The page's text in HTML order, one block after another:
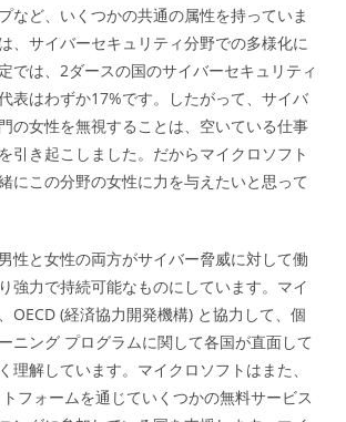
など、いくつかの共通の属性を持っていま
、サイバーセキュリティ分野での多様化に
では、2ダースの国のサイバーセキュリティ
表はわずか17%です。したがって、サイバ
の女性を無視することは、空いている仕事
引き起こしました。だからマイクロソフト
にこの分野の女性に力を与えたいと思って
性と女性の両方がサイバー脅威に対して働
強力で持続可能なものにしています。マイ
OECD (経済協力開発機構) と協力して、個
ニング プログラムに関して各国が直面して
理解しています。マイクロソフトはまた、
フォームを通じていくつかの無料サービス